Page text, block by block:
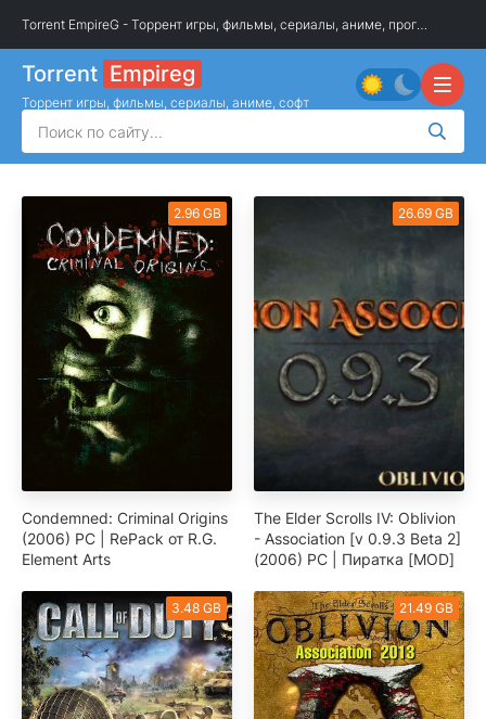
Torrent Empireg
Торрент игры, фильмы, сериалы, аниме, софт
2.96 GB
Condemned: Criminal Origins
(2006) PC | RePack от R.G.
Element Arts
26.69 GB
The Elder Scrolls IV: Oblivion
- Association [v 0.9.3 Beta 2]
(2006) PC | Пиратка [MOD]
3.48 GB 21.49 GB